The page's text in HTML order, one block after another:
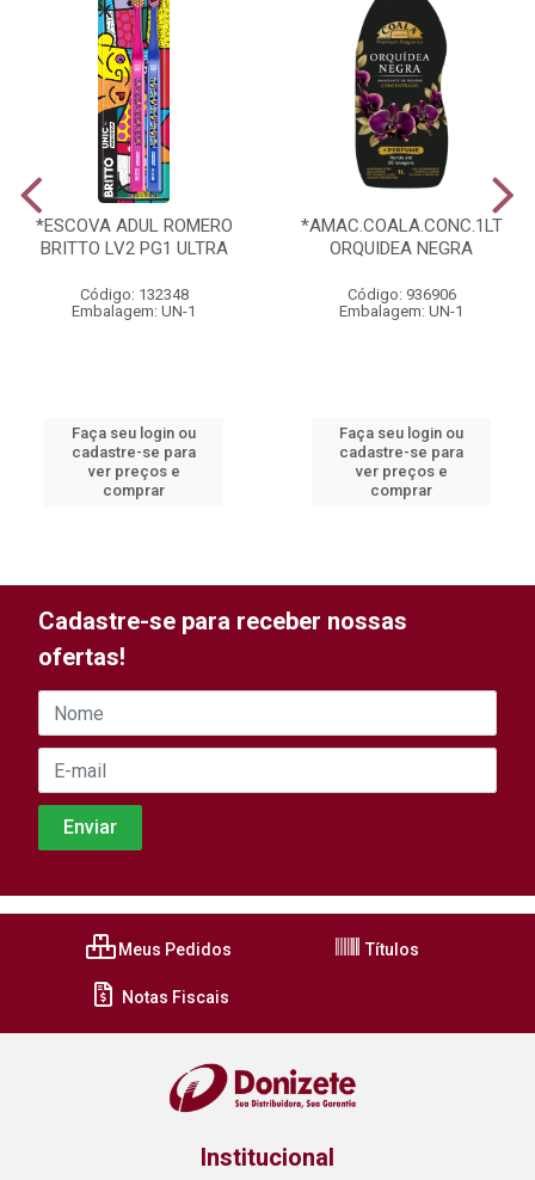
*ESCOVA ADUL ROMERO
BRITTO LV2 PG1 ULTRA
Código: 132348
Embalagem: UN-1
Faça seu login ou
cadastre-se para
ver preços e
comprar
*AMAC.COALA.CONC.1LT
ORQUIDEA NEGRA
Código: 936906
Embalagem: UN-1
Faça seu login ou
cadastre-se para
ver preços e
comprar
Cadastre-se para receber nossas
ofertas!
Meus Pedidos Títulos
Notas Fiscais
Institucional